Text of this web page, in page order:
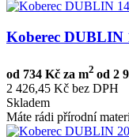
Koberec DUBLIN
od 734 Kč za m2 od 2
2 426,45 Kč bez DPH
Skladem
Máte rádi přírodní